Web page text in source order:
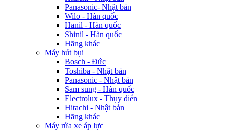
Panasonic- Nhật bản
Wilo - Hàn quốc
Hanil - Hàn quốc
Shinil - Hàn quốc
Hãng khác
Máy hút bụi
Bosch - Đức
Toshiba - Nhật bản
Panasonic - Nhật bản
Sam sung - Hàn quốc
Electrolux - Thụy điển
Hitachi - Nhật bản
Hãng khác
Máy rửa xe áp lực